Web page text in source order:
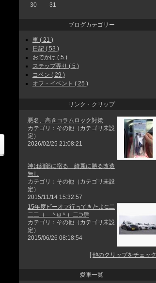
30
31
ブログカテゴリー
車 ( 21 )
日記 ( 53 )
おでかけ ( 5 )
ステップ弄り ( 5 )
コペン ( 29 )
オフ・イベント ( 25 )
リンク・クリップ
悪名、高きコラムロック対策
カテゴリ：その他（カテゴリ未設
定）
2026/02/25 21:08:21
神は細部に宿る 綺麗に勝る改造
無し
カテゴリ：その他（カテゴリ未設
定）
2015/11/14 15:32:57
15年度ビーオフ行ってきたよ⊂二
二二（ ＾ω＾）二⊃肆
カテゴリ：その他（カテゴリ未設
定）
2015/06/26 08:18:54
[他のクリップをチェック
愛車一覧